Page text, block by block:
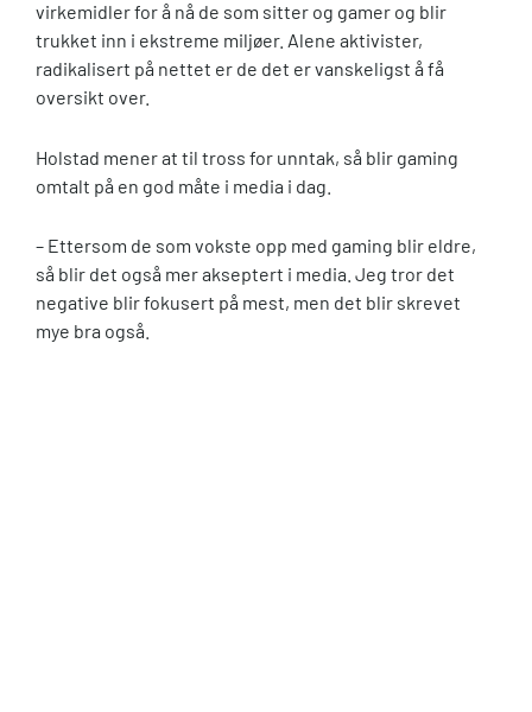
virkemidler for å nå de som sitter og gamer og blir
trukket inn i ekstreme miljøer. Alene aktivister,
radikalisert på nettet er de det er vanskeligst å få
oversikt over.
Holstad mener at til tross for unntak, så blir gaming
omtalt på en god måte i media i dag.
– Ettersom de som vokste opp med gaming blir eldre,
så blir det også mer akseptert i media. Jeg tror det
negative blir fokusert på mest, men det blir skrevet
mye bra også.